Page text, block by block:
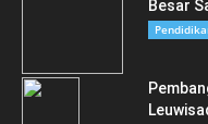
Besar